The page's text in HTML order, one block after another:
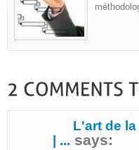
L'art de
| ... says: